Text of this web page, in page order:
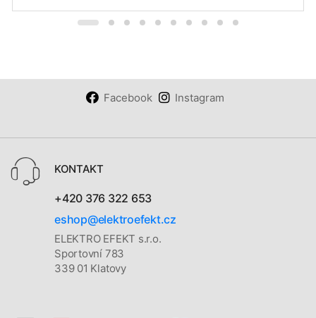
Facebook Instagram
KONTAKT
+420 376 322 653
eshop@elektroefekt.cz
ELEKTRO EFEKT s.r.o.
Sportovní 783
339 01 Klatovy